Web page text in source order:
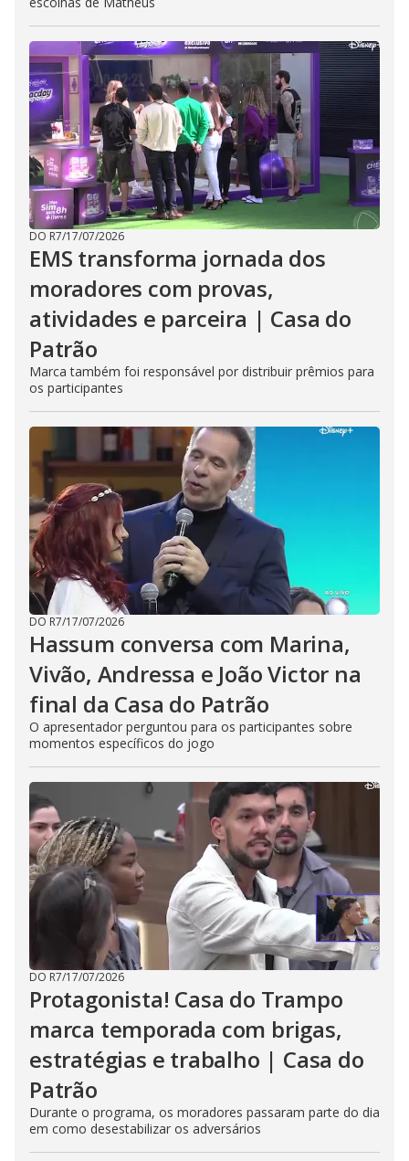
DO R7/17/07/2026
EMS transforma jornada dos
moradores com provas,
atividades e parceira | Casa do
Patrão
Marca também foi responsável por distribuir prêmios para
os participantes
DO R7/17/07/2026
Hassum conversa com Marina,
Vivão, Andressa e João Victor na
final da Casa do Patrão
O apresentador perguntou para os participantes sobre
momentos específicos do jogo
DO R7/17/07/2026
Protagonista! Casa do Trampo
marca temporada com brigas,
estratégias e trabalho | Casa do
Patrão
Durante o programa, os moradores passaram parte do dia
em como desestabilizar os adversários